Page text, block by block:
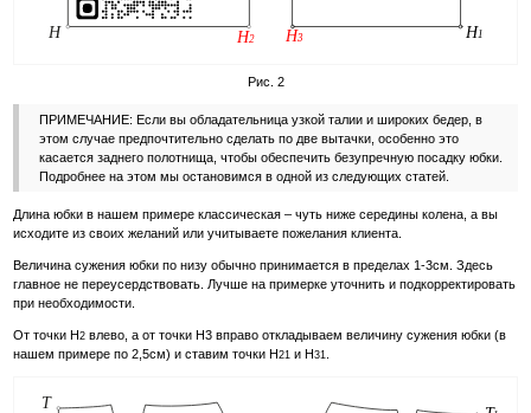
Рис. 2
ПРИМЕЧАНИЕ: Если вы обладательница узкой талии и широких бедер, в
этом случае предпочтительно сделать по две вытачки, особенно это
касается заднего полотнища, чтобы обеспечить безупречную посадку юбки.
Подробнее на этом мы остановимся в одной из следующих статей.
Длина юбки в нашем примере классическая – чуть ниже середины колена, а вы
исходите из своих желаний или учитываете пожелания клиента.
Величина сужения юбки по низу обычно принимается в пределах 1-3см. Здесь
главное не переусердствовать. Лучше на примерке уточнить и подкорректировать
при необходимости.
От точки Н2 влево, а от точки Н3 вправо откладываем величину сужения юбки (в
нашем примере по 2,5см) и ставим точки Н21 и Н31